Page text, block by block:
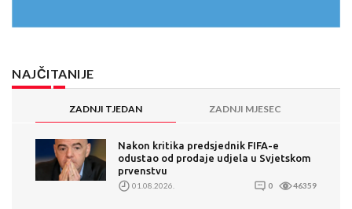
NAJČITANIJE
ZADNJI TJEDAN ZADNJI MJESEC
Nakon kritika predsjednik FIFA-e
odustao od prodaje udjela u Svjetskom
prvenstvu
01.08.2026. 0 46359